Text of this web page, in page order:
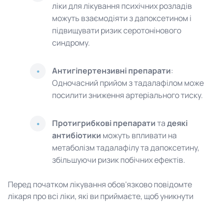
ліки для лікування психічних розладів
можуть взаємодіяти з дапоксетином і
підвищувати ризик серотонінового
синдрому.
Антигіпертензивні препарати:
Одночасний прийом з тадалафілом може
посилити зниження артеріального тиску.
Протигрибкові препаратитадеякі
антибіотики можуть впливати на
метаболізм тадалафілу та дапоксетину,
збільшуючи ризик побічних ефектів.
Перед початком лікування обов'язково повідомте
лікаря про всі ліки, які ви приймаєте, щоб уникнути